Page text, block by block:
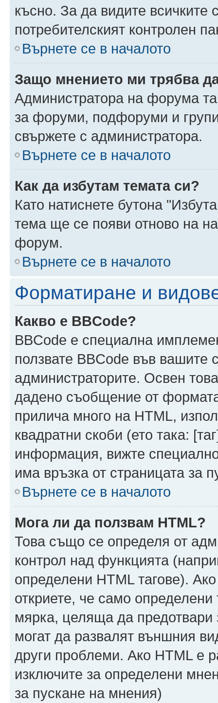
късно. За да видите всичките
потребителският контролен
Върнете се в началото
Защо мнението ми трябва
Администратора на форума
за форуми, подфоруми и
свържете с администратора.
Върнете се в началото
Как да избутам темата си?
Като натиснете бутона
тема ще се появи отново на
форум.
Върнете се в началото
Форматиране и
Какво е BBCode?
BBCode е специална
ползвате BBCode във
администраторите. Освен
дадено съобщение от
прилича много на HTML,
квадратни скоби (ето така:
информация, вижте
има връзка от страницата за
Върнете се в началото
Мога ли да ползвам HTML?
Това също се определя от
контрол над функцията
определени HTML тагове).
откриете, че само определени
мярка, целяща да предотвари
могат да развалят външния
други проблеми. Ако HTML е
изключите за определени
за пускане на мнения)